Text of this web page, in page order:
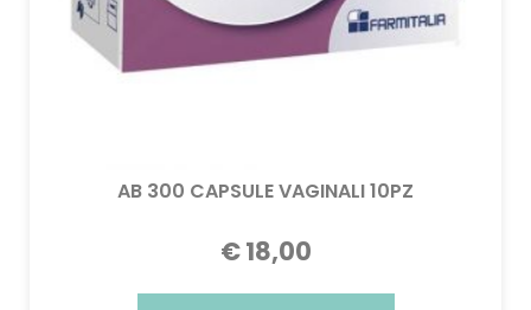
AB 300 CAPSULE VAGINALI 10PZ
€18,00